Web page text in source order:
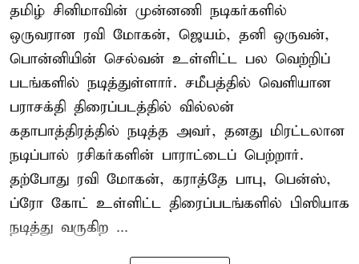
தமிழ் சினிமாவின் முன்னணி நடிகர்களில்
ஒருவரான ரவி மோகன், ஜெயம், தனி ஒருவன்,
பொன்னியின் செல்வன் உள்ளிட்ட பல வெற்றிப்
படங்களில் நடித்துள்ளார். சமீபத்தில் வெளியான
பராசக்தி திரைப்படத்தில் வில்லன்
கதாபாத்திரத்தில் நடித்த அவர், தனது மிரட்டலான
நடிப்பால் ரசிகர்களின் பாராட்டைப் பெற்றார்.
தற்போது ரவி மோகன், கராத்தே பாபு, பென்ஸ்,
ப்ரோ கோட் உள்ளிட்ட திரைப்படங்களில் பிஸியாக
நடித்து வருகிற ...